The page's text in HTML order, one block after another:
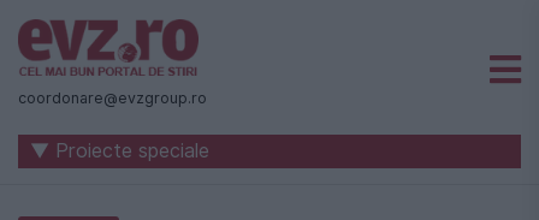
Știri
naționale
internaționale
coordonare@evzgroup.ro
▼ Proiecte speciale